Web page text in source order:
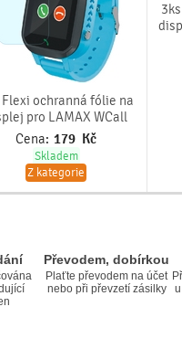
Flexi ochranná fólie na
pro LAMAX WCall
Cena: 179 Kč
Skladem
Z kategorie
Převodem, dobírkou
Plaťte převodem na účet
nebo při převzetí zásilky